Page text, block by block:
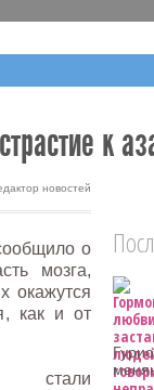
к
новостей
о
мозга,
окажутся
как и от
стали